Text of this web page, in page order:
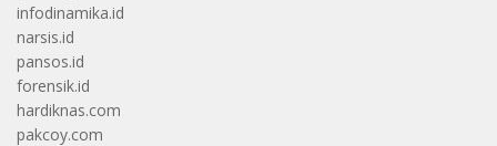
infodinamika.id
narsis.id
pansos.id
forensik.id
hardiknas.com
pakcoy.com